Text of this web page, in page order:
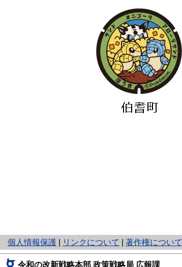
個人情報保護
と
り
ネ
リンクについて 著作権について
令和の改新戦略本部 政策戦略局 広報課